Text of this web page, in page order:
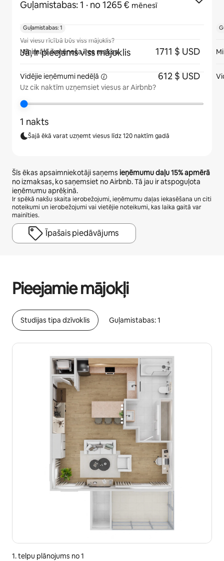
Guļamistabas: 1 · no 1265 € mēnesī
Vai viesu rīcībā būs viss mājoklis?
Jā, ir pieejams viss mājoklis
Uz cik naktīm uzņemsiet viesus ar Airbnb?
1 nakts
Šajā ēkā varat uzņemt viesus līdz 120 naktīm gadā
Šīs ēkas apsaimniekotāji saņems ieņēmumu daļu15%apmērā
no izmaksas, ko saņemsiet no Airbnb. Tā jau ir atspoguļota
ieņēmumu aprēķinā.
Ir spēkā nakšu skaita ierobežojumi, ieņēmumu daļas iekasēšana un citi
noteikumi un ierobežojumi vai vietējie noteikumi, kas laika gaitā var
mainīties.
Īpašais piedāvājums
Pieejamie mājokļi
Studijas tipa dzīvoklis Guļamistabas: 1
1. telpu plānojums no 1
Guļamistabas: 1
Minimālā ikmēneša īres maksa 1711 $ USD
Vidējie ieņēmumi nedēļā 612 $ USD